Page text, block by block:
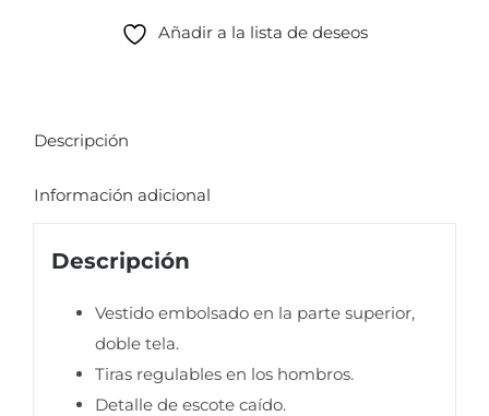
cantidadAñadir a la lista de deseos
Descripción
Información adicional
Descripción
Vestido embolsado en la parte superior,
doble tela.
Tiras regulables en los hombros.
Detalle de escote caído.